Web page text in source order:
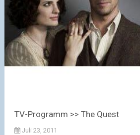
TV-Programm >> The Quest
Juli 23, 2011